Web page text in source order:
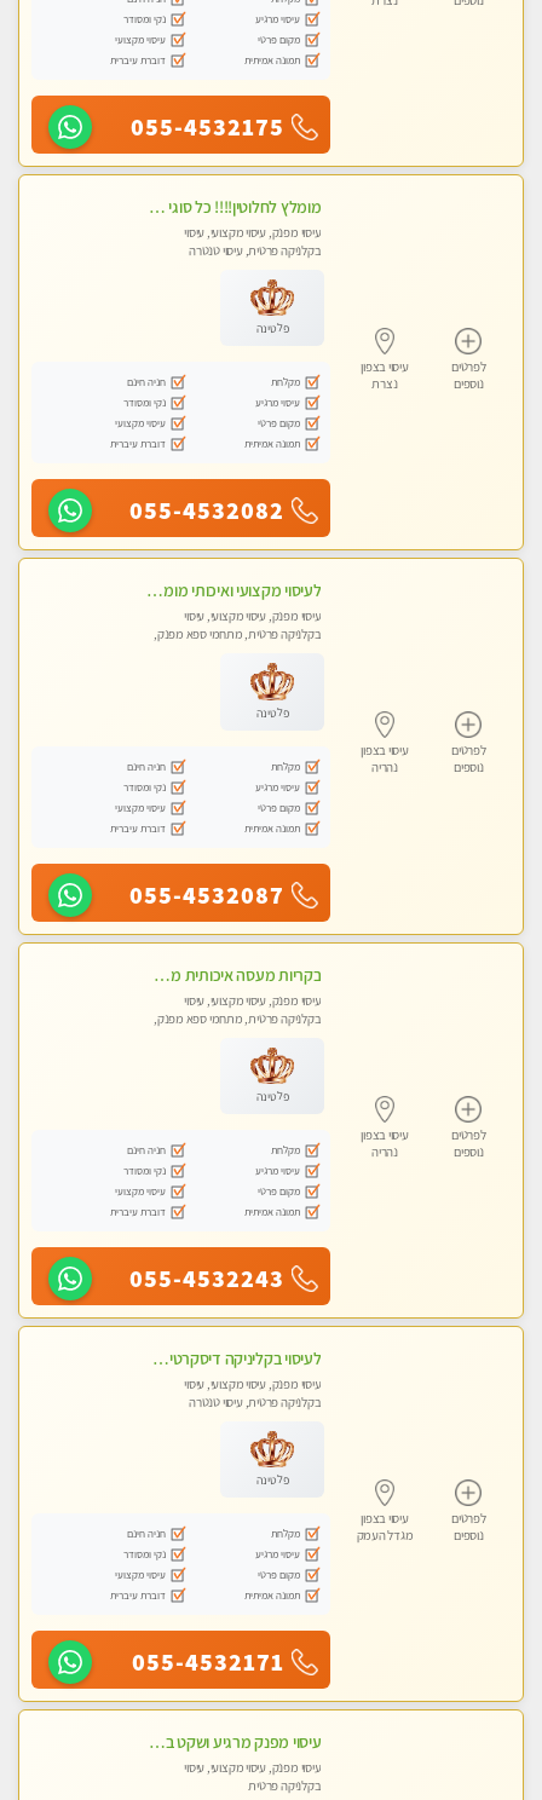
עיסוי מרגיע
נקי ומסודר
מקום פרטי
עיסוי מקצועי
תמונה אמיתית
דוברת עיברית
055-4532175
לפרטים
נוספים
עיסוי בצפון
נצרת
מומלץ לחלוטין!!!! כל סוגי העיסויים מעסה מקצועית ואיכותית פרטי!!!
עיסוי מפנק, עיסוי מקצועי, עיסוי
בקלניקה פרטית, עיסוי טנטרה
פלטינה
מקלחת
חניה חינם
עיסוי מרגיע
נקי ומסודר
מקום פרטי
עיסוי מקצועי
תמונה אמיתית
דוברת עיברית
055-4532082
לפרטים
נוספים
עיסוי בצפון
נהריה
לעיסוי מקצועי ואיכותי מומלץ מאוד!! ממתינה לך שתגיע לנהריה מעסה פרטית
עיסוי מפנק, עיסוי מקצועי, עיסוי
בקלניקה פרטית, מתחמי ספא מפנק,
פלטינה
מקלחת
חניה חינם
עיסוי מרגיע
נקי ומסודר
מקום פרטי
עיסוי מקצועי
תמונה אמיתית
דוברת עיברית
055-4532087
לפרטים
נוספים
עיסוי בצפון
נהריה
בקריות מעסה איכותית מפנקת ומקצועית עיסוי חלומי ..... ללא מין !!
עיסוי מפנק, עיסוי מקצועי, עיסוי
בקלניקה פרטית, מתחמי ספא מפנק,
פלטינה
מקלחת
חניה חינם
עיסוי מרגיע
נקי ומסודר
מקום פרטי
עיסוי מקצועי
תמונה אמיתית
דוברת עיברית
055-4532243
לפרטים
נוספים
עיסוי בצפון
מגדל העמק
לעיסוי בקליניקה דיסקרטית -בחיפה
עיסוי מפנק, עיסוי מקצועי, עיסוי
בקלניקה פרטית, עיסוי טנטרה
פלטינה
מקלחת
חניה חינם
עיסוי מרגיע
נקי ומסודר
מקום פרטי
עיסוי מקצועי
תמונה אמיתית
דוברת עיברית
055-4532171
עיסוי מפנק מרגיע ושקט במקום מדהים עיסוי מושקע מאוד
עיסוי מפנק, עיסוי מקצועי, עיסוי
בקלניקה פרטית